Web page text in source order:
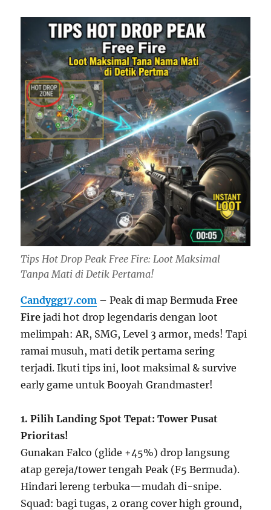
Tips Hot Drop Peak Free Fire: Loot Maksimal
Tanpa Mati di Detik Pertama!
Candygg17.com – Peak di map BermudaFree
Fire jadi hot drop legendaris dengan loot
melimpah: AR, SMG, Level 3 armor, meds! Tapi
ramai musuh, mati detik pertama sering
terjadi. Ikuti tips ini, loot maksimal & survive
early game untuk Booyah Grandmaster!
1. Pilih Landing Spot Tepat: Tower Pusat
Prioritas!
Gunakan Falco (glide +45%) drop langsung
atap gereja/tower tengah Peak (F5 Bermuda).
Hindari lereng terbuka—mudah di-snipe.
Squad: bagi tugas, 2 orang cover high ground,